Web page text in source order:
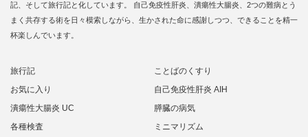
記、そして旅行記と化しています。 自己免疫性肝炎、潰瘍性大腸炎、2つの難病とう
まく共存する術を日々模索しながら、生かされた命に感謝しつつ、できることを精一
杯楽しんでいます。
旅行記
ことばのくすり
お気に入り
自己免疫性肝炎 AIH
潰瘍性大腸炎 UC
膵臓の病気
各種検査
ミニマリズム